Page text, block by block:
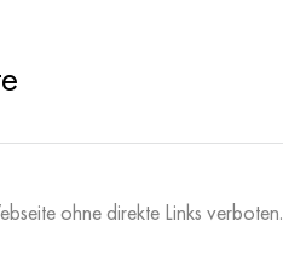
ohne direkte Links verboten.